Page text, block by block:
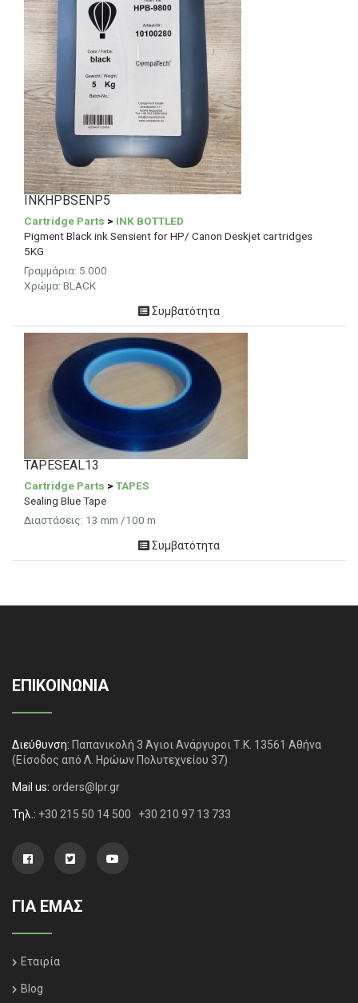
INKHPBSENP5
Cartridge Parts > INK BOTTLED
Pigment Black ink Sensient for HP/ Canon Deskjet cartridges
5KG
Γραμμάρια: 5.000
Χρώμα: BLACK
Συμβατότητα
TAPESEAL13
Cartridge Parts > TAPES
Sealing Blue Tape
Διαστάσεις: 13 mm /100 m
Συμβατότητα
ΕΠΙΚΟΙΝΩΝΙΑ
Διεύθυνση: Παπανικολή 3 Άγιοι Ανάργυροι Τ.Κ. 13561 Αθήνα
(Είσοδος από Λ. Ηρώων Πολυτεχνείου 37)
Mail us: orders@lpr.gr
Τηλ.: +30 215 50 14 500 +30 210 97 13 733
ΓΙΑ ΕΜΑΣ
Εταιρία
Blog